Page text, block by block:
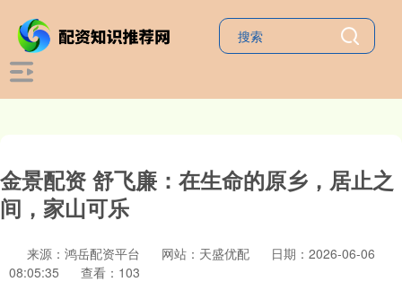
金景配资 舒飞廉：在生命的原乡，居止之
间，家山可乐
来源：鸿岳配资平台 网站：天盛优配
日期：2026-06-06
08:05:35
查看：103